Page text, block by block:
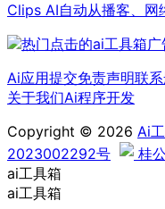
Clips AI自动从播客、网
Ai应用提交免责声明联
关于我们Ai程序开发
Copyright © 2026 Ai
2023002292号
桂
ai工具箱
ai工具箱